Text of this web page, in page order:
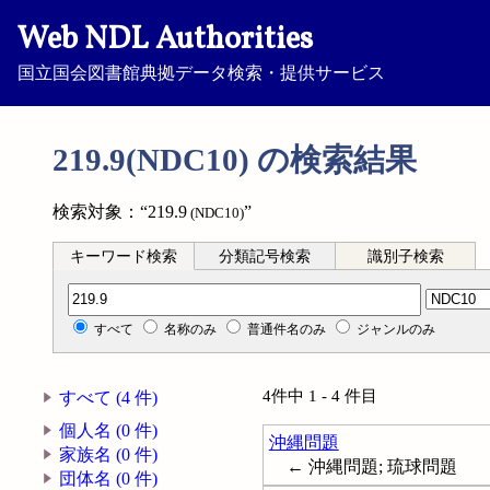
Web NDL Authorities
国立国会図書館典拠データ検索・提供サービス
219.9(NDC10) の検索結果
検索対象：“219.9 (NDC10)”
キーワード検索 分類記号検索 識別子検索
分類記号検索
すべて 名称のみ 普通件名のみ ジャンルのみ
すべて (4 件)
個人名 (0 件)
家族名 (0 件)
団体名 (0 件)
4件中 1 - 4 件目
沖縄問題
← 沖縄問題; 琉球問題